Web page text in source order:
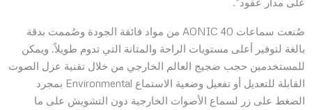
صُنعت سماعات AONIC 40 من مواد فائقة الجودة وصُممت بدقة
بالغة لتوفير أعلى مستويات الراحة والمتانة التي تدوم طويلاً. ويمكن
للمستخدمين حجب ضجيج العالم الخارجي من خلال تقنية عزل الصوت
القابلة للتعديل أو تفعيل وضعية الاستماع Environmental بمجرد
الضغط على زر لسماع الأصوات الخارجية دون التشويش على ما